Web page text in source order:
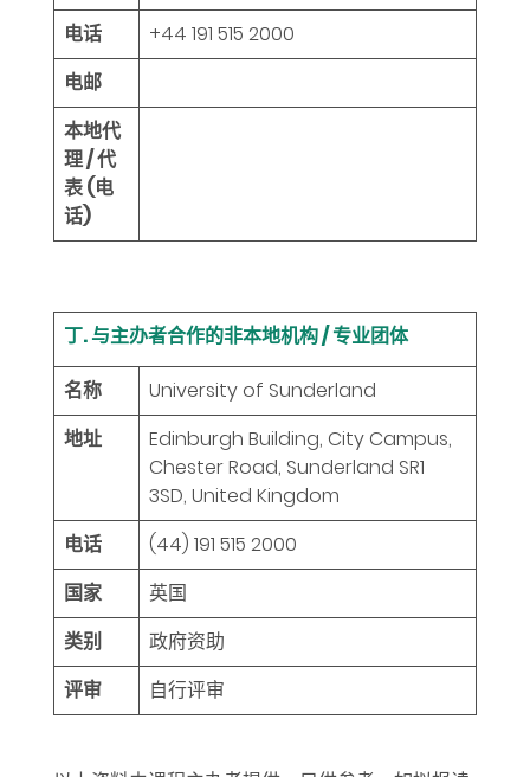
电话
+44 191 515 2000
电邮
本地代
理 / 代
表 (电
话)
丁. 与主办者合作的非本地机构 / 专业团体
名称
University of Sunderland
地址
Edinburgh Building, City Campus,
Chester Road, Sunderland SR1
3SD, United Kingdom
电话
(44) 191 515 2000
国家
英国
类别
政府资助
评审
自行评审